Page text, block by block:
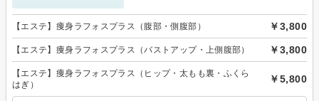
【エステ】痩身ラフォスプラス（腹部・側腹部） ￥3,800
【エステ】痩身ラフォスプラス（バストアップ・上側腹部） ￥3,800
【エステ】痩身ラフォスプラス（ヒップ・太もも裏・ふくら
はぎ）
￥5,800